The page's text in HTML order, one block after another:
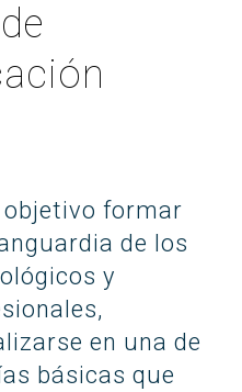
objetivo formar
de los
y
en una de
básicas que